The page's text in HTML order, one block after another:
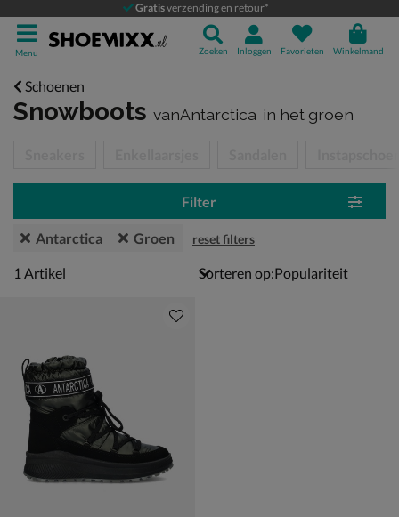
Gratisverzending en retour*
Menu Zoeken Inloggen Favorieten Winkelmand
Schoenen
Snowboots vanAntarctica in het groen
Filter
Antarctica Groen reset filters
1 artikel
1 Artikel Sorteren op: